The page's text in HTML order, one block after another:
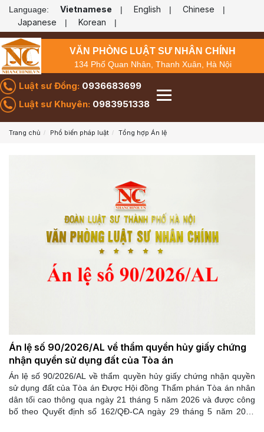
Language: Vietnamese | English | Chinese |
Japanese | Korean |
VĂN PHÒNG LUẬT SƯ NHÂN CHÍNH
134 Phố Quan Nhân, Thanh Xuân, Hà Nội
Luật sư Đồng: 0936683699
Luật sư Khuyên: 0983951338
Trang chủ Phổ biến pháp luật Tổng hợp Án lệ
Án lệ số 90/2026/AL về thẩm quyền hủy giấy chứng
nhận quyền sử dụng đất của Tòa án
Án lệ số 90/2026/AL về thẩm quyền hủy giấy chứng nhận quyền
sử dụng đất của Tòa án Được Hội đồng Thẩm phán Tòa án nhân
dân tối cao thông qua ngày 21 tháng 5 năm 2026 và được công
bố theo Quyết định số 162/QĐ-CA ngày 29 tháng 5 năm 2026